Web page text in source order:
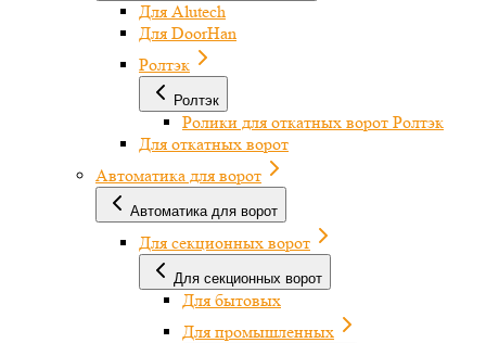
Для Alutech
Для DoorHan
Ролтэк
Ролтэк
Ролики для откатных ворот Ролтэк
Для откатных ворот
Автоматика для ворот
Автоматика для ворот
Для секционных ворот
Для секционных ворот
Для бытовых
Для промышленных